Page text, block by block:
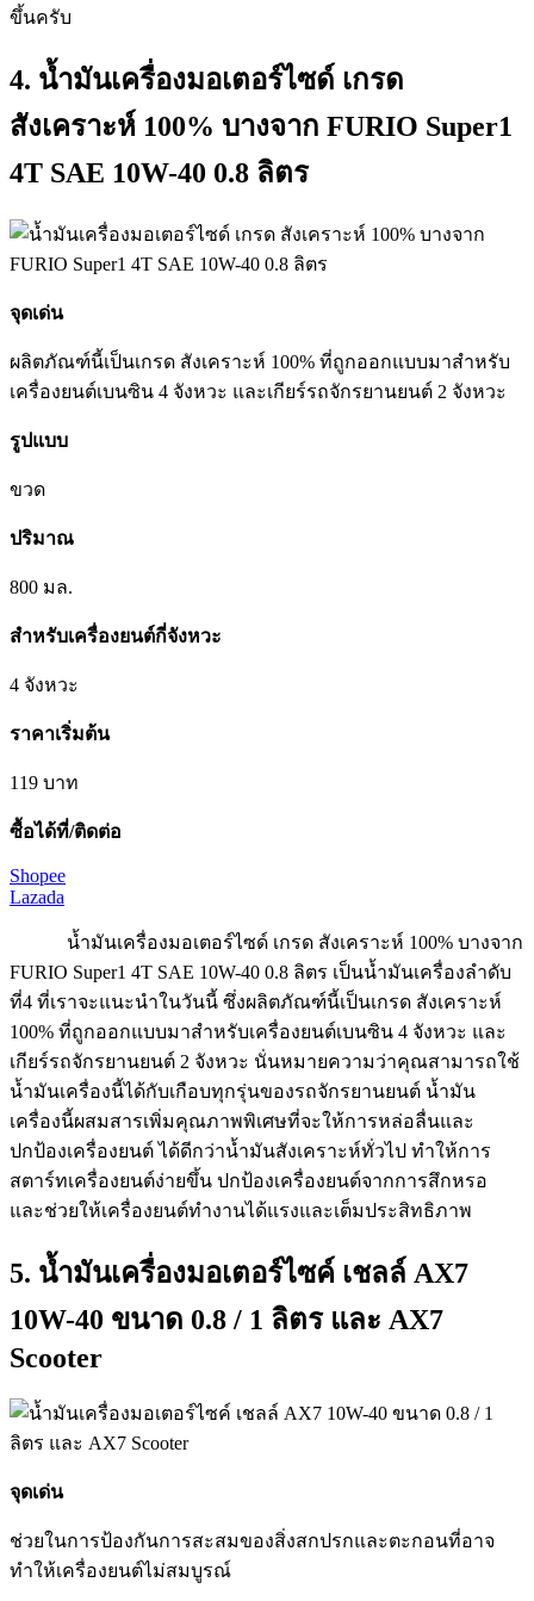
ขึ้นครับ
4. น้ำมันเครื่องมอเตอร์ไซด์ เกรด
สังเคราะห์ 100% บางจาก FURIO Super1
4T SAE 10W-40 0.8 ลิตร
จุดเด่น
ผลิตภัณฑ์นี้เป็นเกรด สังเคราะห์ 100% ที่ถูกออกแบบมาสำหรับ
เครื่องยนต์เบนซิน 4 จังหวะ และเกียร์รถจักรยานยนต์ 2 จังหวะ
รูปแบบ
ขวด
ปริมาณ
800 มล.
สำหรับเครื่องยนต์กี่จังหวะ
4 จังหวะ
ราคาเริ่มต้น
119 บาท
ซื้อได้ที่/ติดต่อ
Shopee
Lazada
น้ำมันเครื่องมอเตอร์ไซด์ เกรด สังเคราะห์ 100% บางจาก
FURIO Super1 4T SAE 10W-40 0.8 ลิตร เป็นน้ำมันเครื่องลำดับ
ที่4 ที่เราจะแนะนำในวันนี้ ซึ่งผลิตภัณฑ์นี้เป็นเกรด สังเคราะห์
100% ที่ถูกออกแบบมาสำหรับเครื่องยนต์เบนซิน 4 จังหวะ และ
เกียร์รถจักรยานยนต์ 2 จังหวะ นั่นหมายความว่าคุณสามารถใช้
น้ำมันเครื่องนี้ได้กับเกือบทุกรุ่นของรถจักรยานยนต์ น้ำมัน
เครื่องนี้ผสมสารเพิ่มคุณภาพพิเศษที่จะให้การหล่อลื่นและ
ปกป้องเครื่องยนต์ ได้ดีกว่าน้ำมันสังเคราะห์ทั่วไป ทำให้การ
สตาร์ทเครื่องยนต์ง่ายขึ้น ปกป้องเครื่องยนต์จากการสึกหรอ
และช่วยให้เครื่องยนต์ทำงานได้แรงและเต็มประสิทธิภาพ
5. น้ำมันเครื่องมอเตอร์ไซค์ เชลล์ AX7
10W-40 ขนาด 0.8 / 1 ลิตร และ AX7
Scooter
จุดเด่น
ช่วยในการป้องกันการสะสมของสิ่งสกปรกและตะกอนที่อาจ
ทำให้เครื่องยนต์ไม่สมบูรณ์